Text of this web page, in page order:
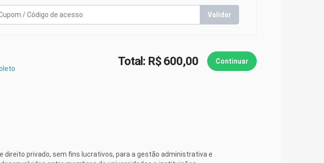
Validar
Total: R$ 600,00
direito privado, sem fins lucrativos, para a gestão administrativa e